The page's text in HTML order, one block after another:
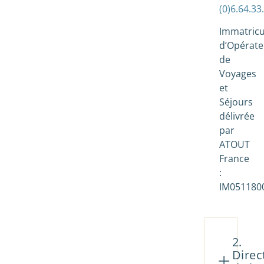
de
Voyages
et
Séjours
délivrée
par
ATOUT
France
:
2.